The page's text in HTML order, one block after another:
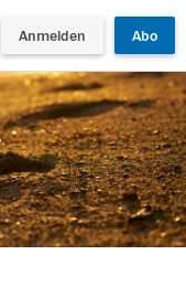
Anmelden Abo